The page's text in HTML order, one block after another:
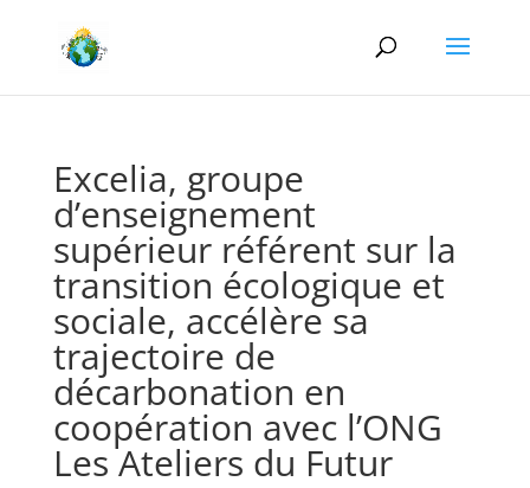
Excelia, groupe
d’enseignement
supérieur référent sur la
transition écologique et
sociale, accélère sa
trajectoire de
décarbonation en
coopération avec l’ONG
Les Ateliers du Futur